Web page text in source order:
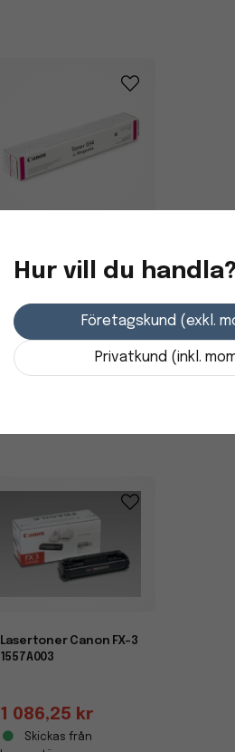
Lasertoner Canon
IR1225IF 9452B001
3 366,25 kr
leverantör
Lasertoner Canon FX-3
1557A003
1 086,25 kr
Skickas från
Hur vill du handla?
Företagskund (exkl.
Privatkund (inkl.